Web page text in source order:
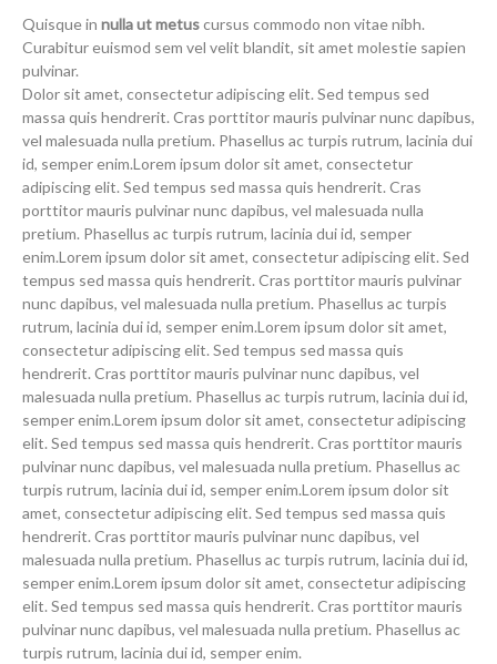
Quisque in nulla ut metuscursus commodo non vitae nibh.
Curabitur euismod sem vel velit blandit, sit amet molestie sapien
pulvinar.
Dolor sit amet, consectetur adipiscing elit. Sed tempus sed
massa quis hendrerit. Cras porttitor mauris pulvinar nunc dapibus,
vel malesuada nulla pretium. Phasellus ac turpis rutrum, lacinia dui
id, semper enim.Lorem ipsum dolor sit amet, consectetur
adipiscing elit. Sed tempus sed massa quis hendrerit. Cras
porttitor mauris pulvinar nunc dapibus, vel malesuada nulla
pretium. Phasellus ac turpis rutrum, lacinia dui id, semper
enim.Lorem ipsum dolor sit amet, consectetur adipiscing elit. Sed
tempus sed massa quis hendrerit. Cras porttitor mauris pulvinar
nunc dapibus, vel malesuada nulla pretium. Phasellus ac turpis
rutrum, lacinia dui id, semper enim.Lorem ipsum dolor sit amet,
consectetur adipiscing elit. Sed tempus sed massa quis
hendrerit. Cras porttitor mauris pulvinar nunc dapibus, vel
malesuada nulla pretium. Phasellus ac turpis rutrum, lacinia dui id,
semper enim.Lorem ipsum dolor sit amet, consectetur adipiscing
elit. Sed tempus sed massa quis hendrerit. Cras porttitor mauris
pulvinar nunc dapibus, vel malesuada nulla pretium. Phasellus ac
turpis rutrum, lacinia dui id, semper enim.Lorem ipsum dolor sit
amet, consectetur adipiscing elit. Sed tempus sed massa quis
hendrerit. Cras porttitor mauris pulvinar nunc dapibus, vel
malesuada nulla pretium. Phasellus ac turpis rutrum, lacinia dui id,
semper enim.Lorem ipsum dolor sit amet, consectetur adipiscing
elit. Sed tempus sed massa quis hendrerit. Cras porttitor mauris
pulvinar nunc dapibus, vel malesuada nulla pretium. Phasellus ac
turpis rutrum, lacinia dui id, semper enim.